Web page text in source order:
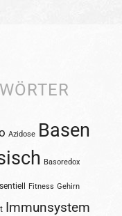
Azidose Basen
Basoredox
Fitness Gehirn
Immunsystem